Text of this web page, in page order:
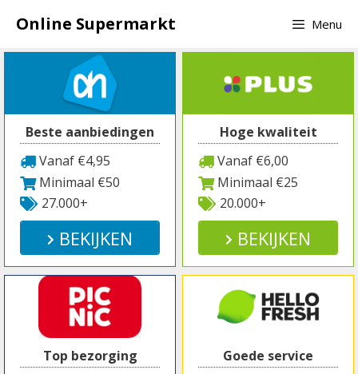
naar
inhoud
Online Supermarkt Menu
Beste aanbiedingen
Vanaf €4,95
Minimaal €50
27.000+
BEKIJKEN
Hoge kwaliteit
Vanaf €6,00
Minimaal €25
20.000+
BEKIJKEN
Top bezorging
Goede service